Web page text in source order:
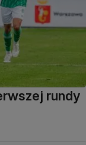
rundy